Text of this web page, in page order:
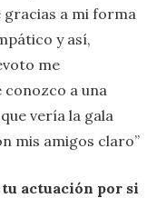
gracias a mi forma
y así,
me
a una
vería la gala
mis amigos claro”
tu actuación por si